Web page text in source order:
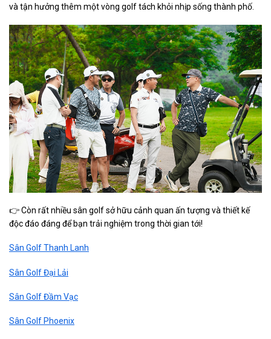
và tận hưởng thêm một vòng golf tách khỏi nhịp sống thành phố.
👉 Còn rất nhiều sân golf sở hữu cảnh quan ấn tượng và thiết kế
độc đáo đáng để bạn trải nghiệm trong thời gian tới!
Sân Golf Thanh Lanh
Sân Golf Đại Lải
Sân Golf Đầm Vạc
Sân Golf Phoenix